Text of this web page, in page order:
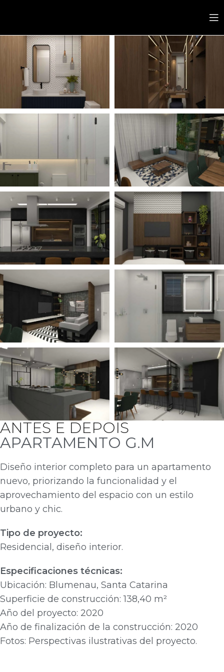
ANTES E DEPOIS
APARTAMENTO G.M
Diseño interior completo para un apartamento
nuevo, priorizando la funcionalidad y el
aprovechamiento del espacio con un estilo
urbano y chic.
Tipo de proyecto:
Residencial, diseño interior.
Especificaciones técnicas:
Ubicación: Blumenau, Santa Catarina
Superficie de construcción: 138,40 m²
Año del proyecto: 2020
Año de finalización de la construcción: 2020
Fotos: Perspectivas ilustrativas del proyecto.